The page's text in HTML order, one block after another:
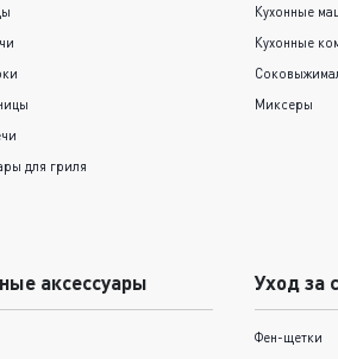
для гриля
Кухонные
Кухонные
Миксеры
аксессуары Уход за
Фен-щетки